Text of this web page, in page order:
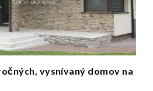
vysnívaný domov na